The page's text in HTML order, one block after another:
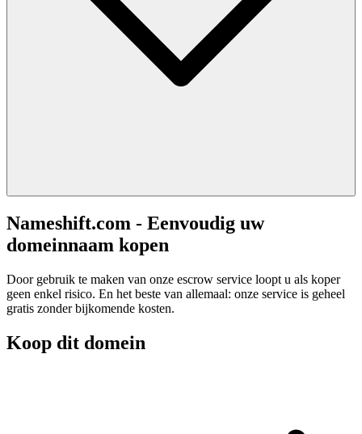
Nameshift.com - Eenvoudig uw
domeinnaam kopen
Door gebruik te maken van onze escrow service loopt u als koper
geen enkel risico. En het beste van allemaal: onze service is geheel
gratis zonder bijkomende kosten.
Koop dit domein